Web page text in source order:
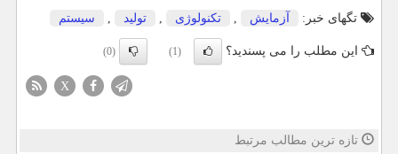
تگهای خبر:
آزمایش , تكنولوژی , تولید , سیستم
این مطلب را می پسندید؟ (1)
(0)
X
تازه ترین مطالب مرتبط